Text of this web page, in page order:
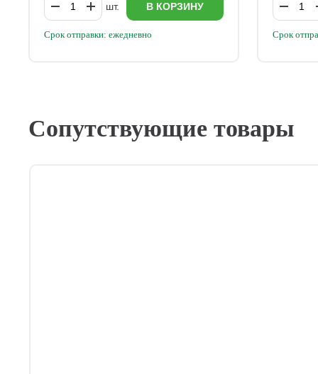
шт. В КОРЗИНУ
Срок отправки: ежедневно Срок
Сопутствующие товары